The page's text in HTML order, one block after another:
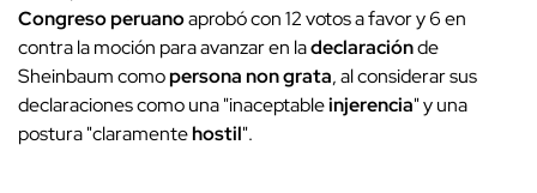
Congreso peruanoaprobó con 12 votos a favor y 6 en
contra la moción para avanzar en ladeclaraciónde
Sheinbaum comopersona non grata, al considerar sus
declaraciones como una "inaceptableinjerencia" y una
postura "claramentehostil".